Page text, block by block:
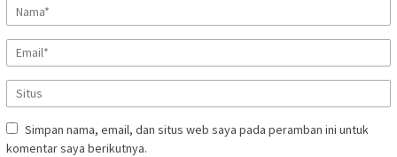
Simpan nama, email, dan situs web saya pada peramban ini untuk
komentar saya berikutnya.